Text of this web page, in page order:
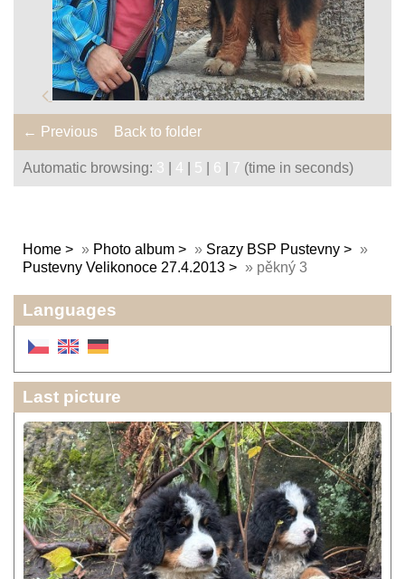
← Previous Back to folder
Automatic browsing: 3 4 5 6 7 (time in seconds)
Home » Photo album » Srazy BSP Pustevny
»
Pustevny Velikonoce 27.4.2013
» pěkný 3
Languages
Last picture